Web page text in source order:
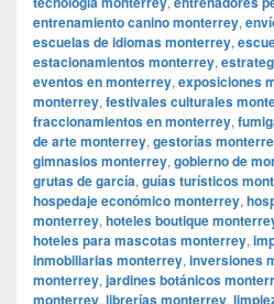
entrenamiento canino monterrey,
escuelas de idiomas monterrey,
estacionamientos monterrey,
eventos en monterrey, exposiciones
monterrey, festivales culturales
fraccionamientos en monterrey,
de arte monterrey, gestorías
gimnasios monterrey, gobierno de
grutas de garcía, guías turísticos
hospedaje económico monterrey,
monterrey, hoteles boutique
hoteles para mascotas monterrey,
inmobiliarias monterrey, inversiones
monterrey, jardines botánicos
monterrey, librerías monterrey,